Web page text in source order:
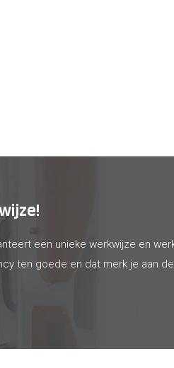
een unieke werkwijze en
ten goede en dat merk je aan